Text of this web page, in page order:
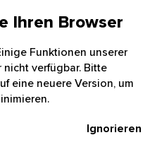
Ihren Browser
Funktionen unserer
verfügbar. Bitte
eine neuere Version, um
Ignorieren